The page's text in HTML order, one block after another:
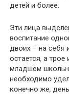
детей и более.
Эти лица
воспитание
двоих – на себя
остается, а
младшем
необходимо
конечно же,